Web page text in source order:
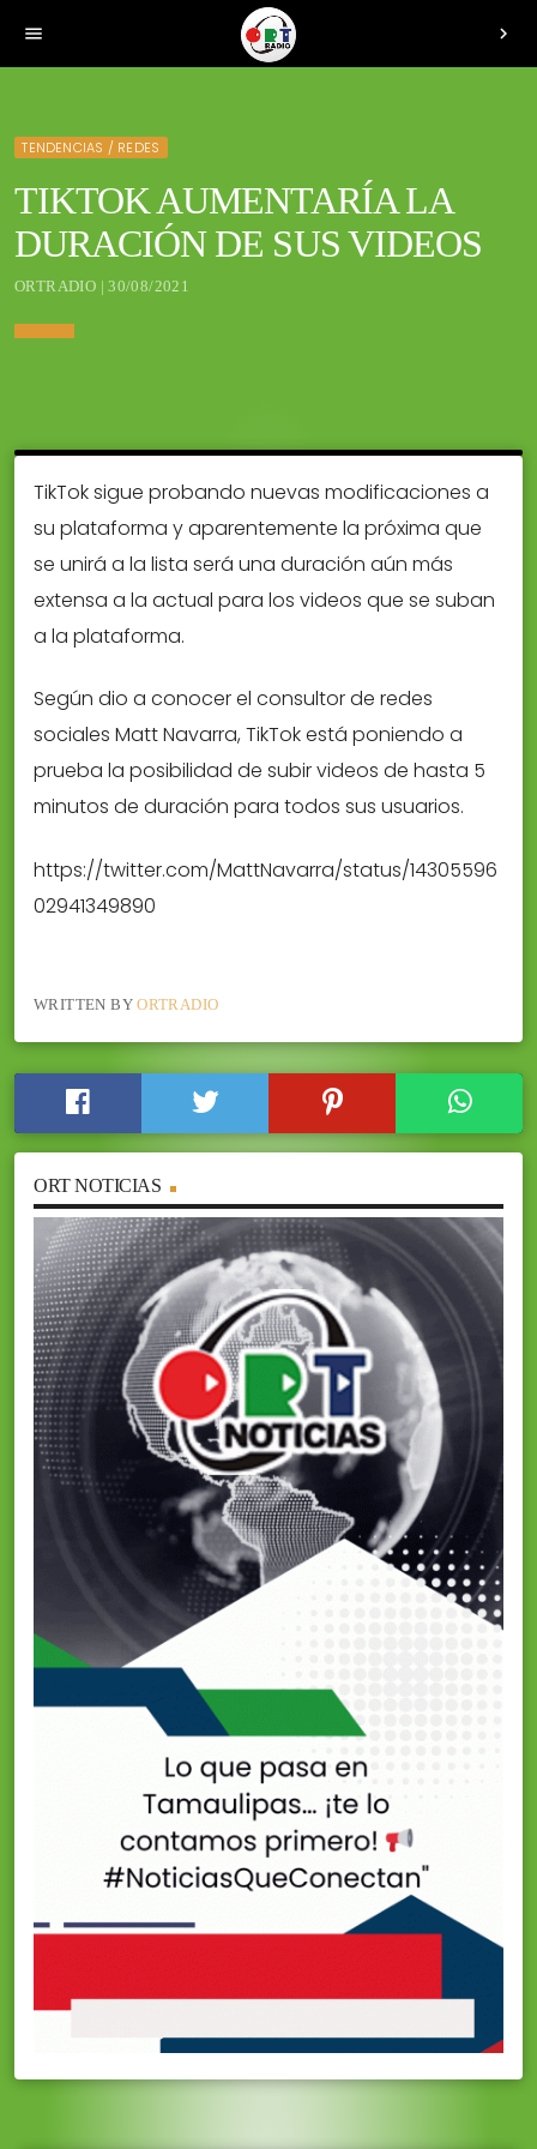
menu chevron_right
TENDENCIAS / REDES
TIKTOK AUMENTARÍA LA
DURACIÓN DE SUS VIDEOS
ORTRADIO | 30/08/2021
TikTok sigue probando nuevas modificaciones a
su plataforma y aparentemente la próxima que
se unirá a la lista será una duración aún más
extensa a la actual para los videos que se suban
a la plataforma.
Según dio a conocer el consultor de redes
sociales Matt Navarra, TikTok está poniendo a
prueba la posibilidad de subir videos de hasta 5
minutos de duración para todos sus usuarios.
https://twitter.com/MattNavarra/status/14305596
02941349890
WRITTEN BYORTRADIO
ORT NOTICIAS